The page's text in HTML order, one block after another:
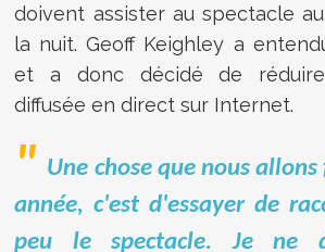
doivent assister au spectacle
la nuit. Geoff Keighley a
et a donc décidé de
diffusée en direct sur Internet.
Une chose que nous
année, c'est d'essayer de
peu le spectacle. Je ne